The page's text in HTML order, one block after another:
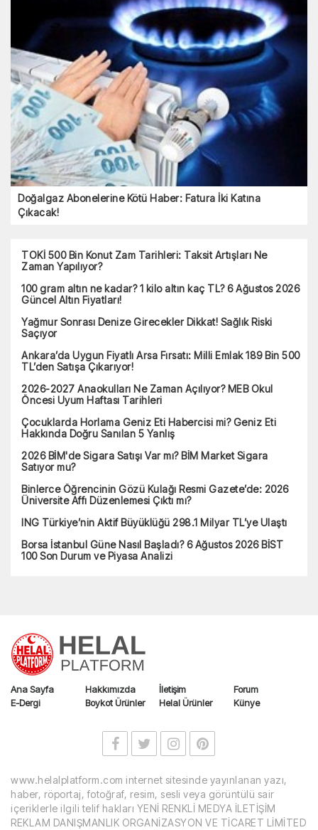
Doğalgaz Abonelerine Kötü Haber: Fatura İki Katına
Çıkacak!
TOKİ 500 Bin Konut Zam Tarihleri: Taksit Artışları Ne
Zaman Yapılıyor?
100 gram altın ne kadar? 1 kilo altın kaç TL? 6 Ağustos 2026
Güncel Altın Fiyatları!
Yağmur Sonrası Denize Girecekler Dikkat! Sağlık Riski
Saçıyor
Ankara’da Uygun Fiyatlı Arsa Fırsatı: Milli Emlak 189 Bin 500
TL’den Satışa Çıkarıyor!
2026-2027 Anaokulları Ne Zaman Açılıyor? MEB Okul
Öncesi Uyum Haftası Tarihleri
Çocuklarda Horlama Geniz Eti Habercisi mi? Geniz Eti
Hakkında Doğru Sanılan 5 Yanlış
2026 BİM'de Sigara Satışı Var mı? BİM Market Sigara
Satıyor mu?
Binlerce Öğrencinin Gözü Kulağı Resmi Gazete’de: 2026
Üniversite Affı Düzenlemesi Çıktı mı?
ING Türkiye’nin Aktif Büyüklüğü 298.1 Milyar TL’ye Ulaştı
Borsa İstanbul Güne Nasıl Başladı? 6 Ağustos 2026 BİST
100 Son Durum ve Piyasa Analizi
Ana Sayfa Hakkımızda İletişim
Forum
E-Dergi
Boykot Ürünler Helal Ürünler Künye
www.helalplatform.com internet sitesinde yayınlanan yazı,
haber, röportaj, fotoğraf, resim, sesli veya görüntülü sair
içeriklerle ilgili telif hakları YENİ RENKLİ MEDYA İLETİŞİM
REKLAM DANIŞMANLIK ORGANİZASYON VE TİCARET LİMİTED